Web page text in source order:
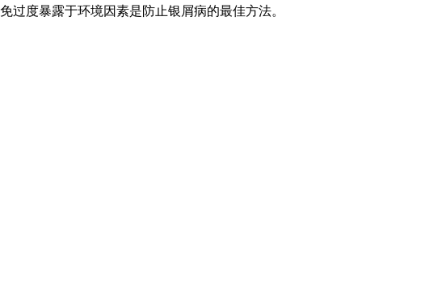
度暴露于环境因素是防止银屑病的最佳方法。